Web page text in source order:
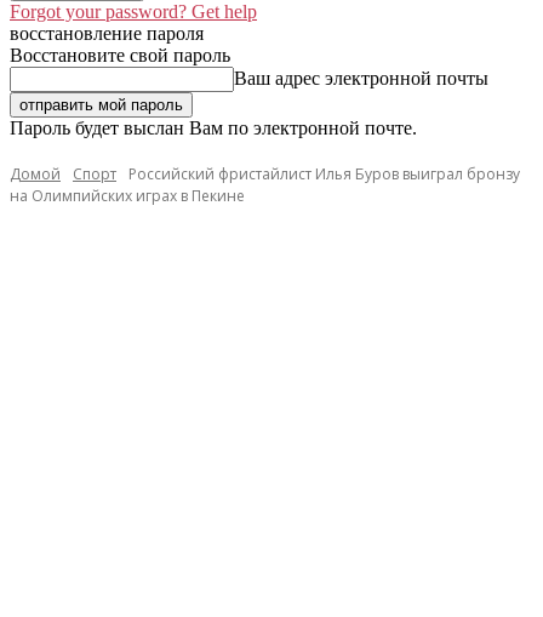
Forgot your password? Get help
восстановление пароля
Восстановите свой пароль
Ваш адрес электронной почты
Пароль будет выслан Вам по электронной почте.
Домой Спорт
Российский фристайлист Илья Буров выиграл бронзу
на Олимпийских играх в Пекине